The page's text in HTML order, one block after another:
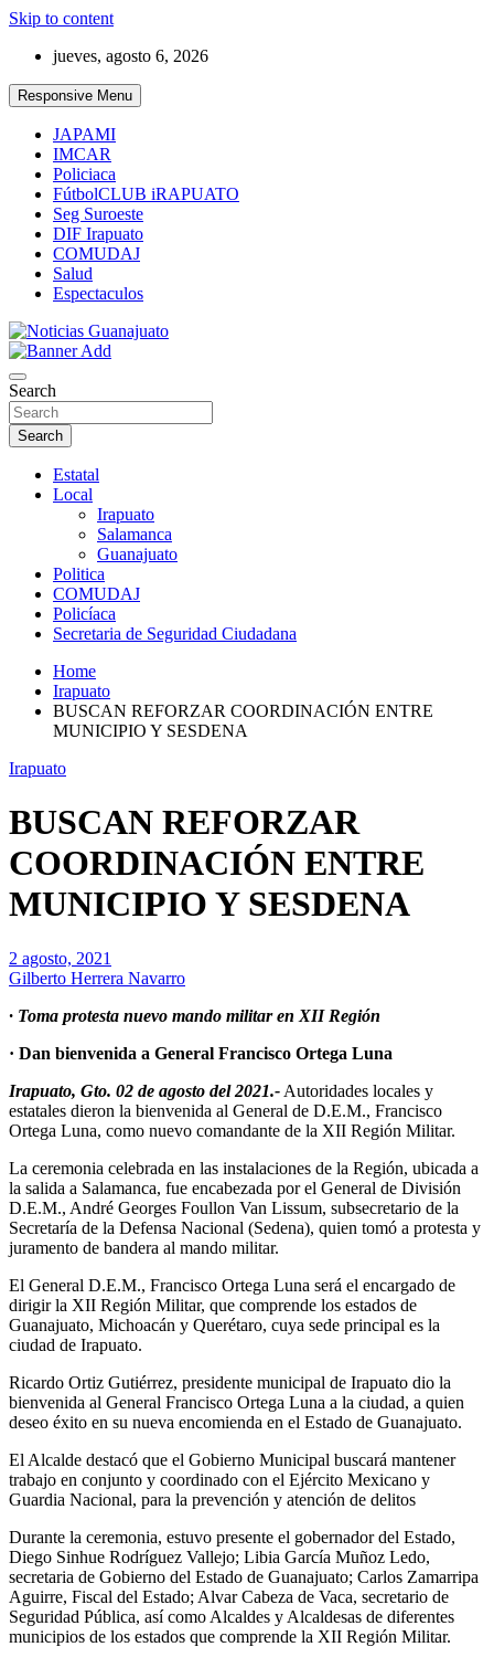
Skip to content
jueves, agosto 6, 2026
Responsive Menu
JAPAMI
IMCAR
Policiaca
FútbolCLUB iRAPUATO
Seg Suroeste
DIF Irapuato
COMUDAJ
Salud
Espectaculos
Noticias Guanajuato
Search
Search
Estatal
Local
Irapuato
Salamanca
Guanajuato
Politica
COMUDAJ
Policíaca
Secretaria de Seguridad Ciudadana
Home
Irapuato
BUSCAN REFORZAR COORDINACIÓN ENTRE
MUNICIPIO Y SESDENA
Irapuato
BUSCAN REFORZAR
COORDINACIÓN ENTRE
MUNICIPIO Y SESDENA
2 agosto, 2021
Gilberto Herrera Navarro
· Toma protesta nuevo mando militar en XII Región
· Dan bienvenida a General Francisco Ortega Luna
Irapuato, Gto. 02 de agosto del 2021.- Autoridades locales y
estatales dieron la bienvenida al General de D.E.M., Francisco
Ortega Luna, como nuevo comandante de la XII Región Militar.
La ceremonia celebrada en las instalaciones de la Región, ubicada a
la salida a Salamanca, fue encabezada por el General de División
D.E.M., André Georges Foullon Van Lissum, subsecretario de la
Secretaría de la Defensa Nacional (Sedena), quien tomó a protesta y
juramento de bandera al mando militar.
El General D.E.M., Francisco Ortega Luna será el encargado de
dirigir la XII Región Militar, que comprende los estados de
Guanajuato, Michoacán y Querétaro, cuya sede principal es la
ciudad de Irapuato.
Ricardo Ortiz Gutiérrez, presidente municipal de Irapuato dio la
bienvenida al General Francisco Ortega Luna a la ciudad, a quien
deseo éxito en su nueva encomienda en el Estado de Guanajuato.
El Alcalde destacó que el Gobierno Municipal buscará mantener
trabajo en conjunto y coordinado con el Ejército Mexicano y
Guardia Nacional, para la prevención y atención de delitos
Durante la ceremonia, estuvo presente el gobernador del Estado,
Diego Sinhue Rodríguez Vallejo; Libia García Muñoz Ledo,
secretaria de Gobierno del Estado de Guanajuato; Carlos Zamarripa
Aguirre, Fiscal del Estado; Alvar Cabeza de Vaca, secretario de
Seguridad Pública, así como Alcaldes y Alcaldesas de diferentes
municipios de los estados que comprende la XII Región Militar.